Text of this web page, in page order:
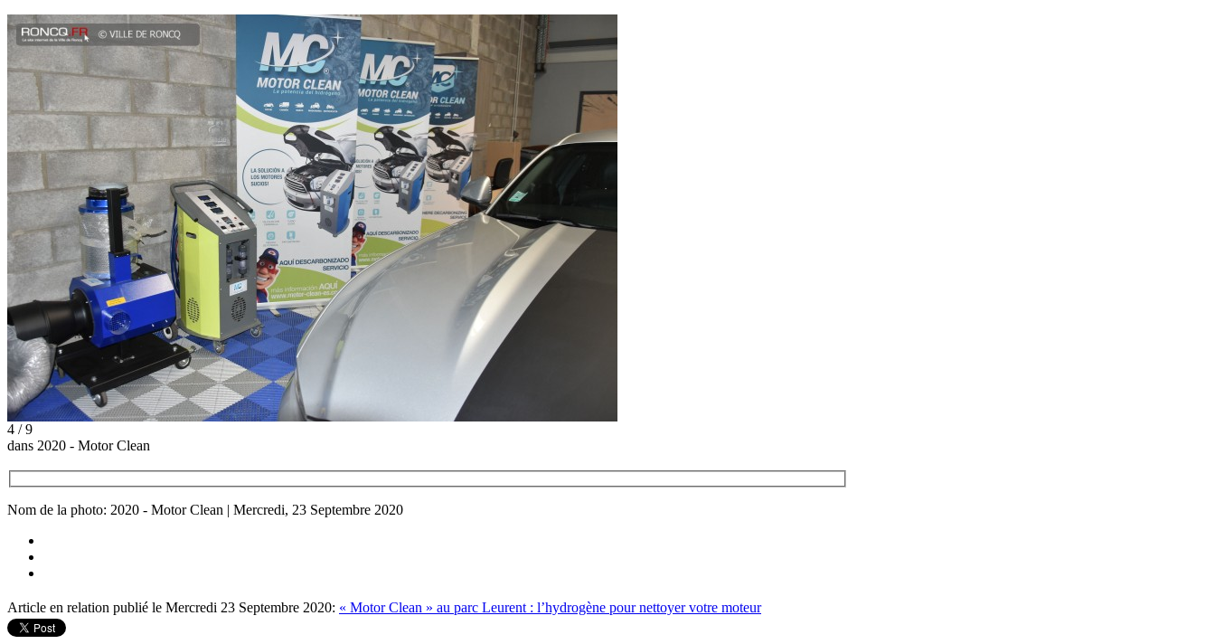
4 / 9
dans 2020 - Motor Clean
Nom de la photo: 2020 - Motor Clean | Mercredi, 23 Septembre 2020
Article en relation publié le Mercredi 23 Septembre 2020: « Motor Clean » au parc Leurent : l’hydrogène pour nettoyer votre moteur